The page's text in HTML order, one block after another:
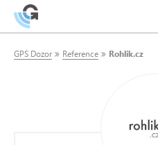
GPS Dozor Reference Rohlik.cz